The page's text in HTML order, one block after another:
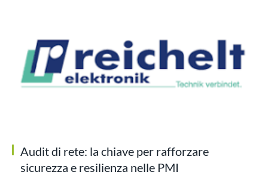
Audit di rete: la chiave per rafforzare
sicurezza e resilienza nelle PMI